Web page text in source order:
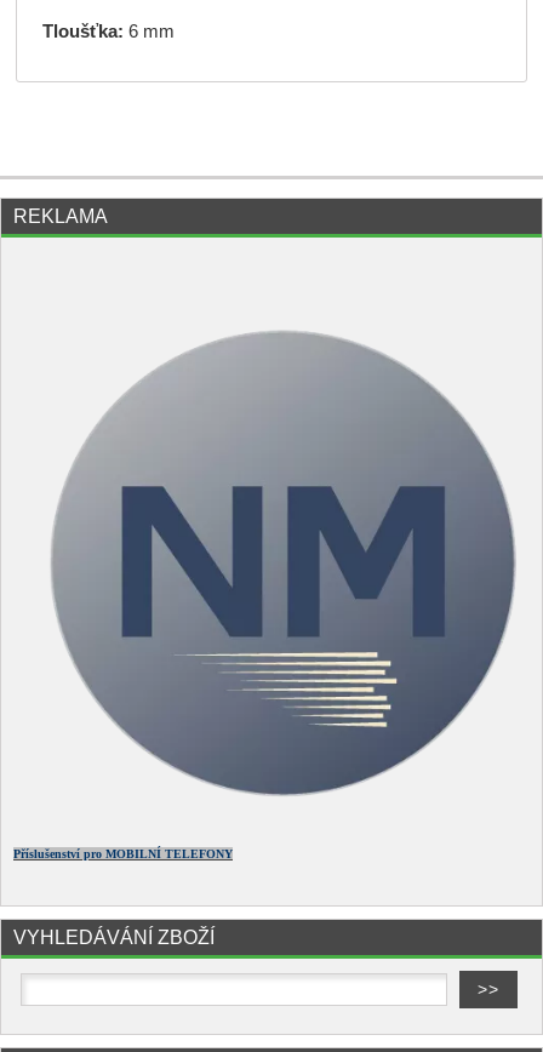
Tloušťka: 6 mm
REKLAMA
Příslušenství pro MOBILNÍ TELEFONY
VYHLEDÁVÁNÍ ZBOŽÍ